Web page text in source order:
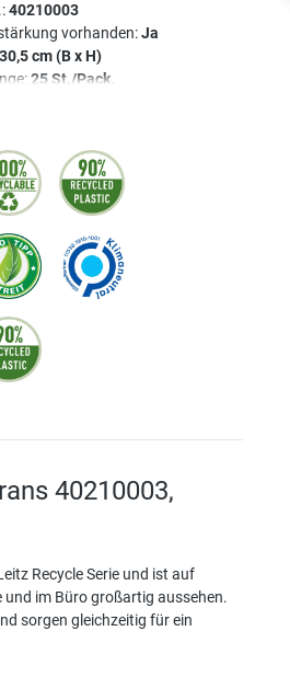
40210003
vorhanden:Ja
cm (B x H)
25 St./Pack.
40210003,
Recycle Serie und ist auf
im Büro großartig aussehen.
sorgen gleichzeitig für ein